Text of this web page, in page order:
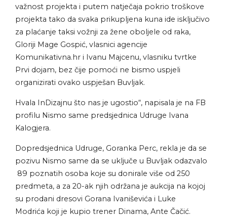
važnost projekta i putem natječaja pokrio troškove
projekta tako da svaka prikupljena kuna ide isključivo
za plaćanje taksi vožnji za žene oboljele od raka,
Gloriji Mage Gospić, vlasnici agencije
Komunikativna.hr i Ivanu Majcenu, vlasniku tvrtke
Prvi dojam, bez čije pomoći ne bismo uspjeli
organizirati ovako uspješan Buvljak.
Hvala InDizajnu što nas je ugostio“, napisala je na FB
profilu Nismo same predsjednica Udruge Ivana
Kalogjera.
Dopredsjednica Udruge, Goranka Perc, rekla je da se
pozivu Nismo same da se uključe u Buvljak odazvalo
89 poznatih osoba koje su donirale više od 250
predmeta, a za 20-ak njih održana je aukcija na kojoj
su prodani dresovi Gorana Ivaniševića i Luke
Modrića koji je kupio trener Dinama, Ante Čačić.